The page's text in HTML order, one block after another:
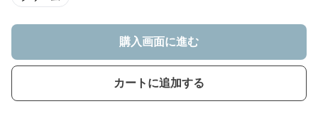
購入画面に進む
カートに追加する